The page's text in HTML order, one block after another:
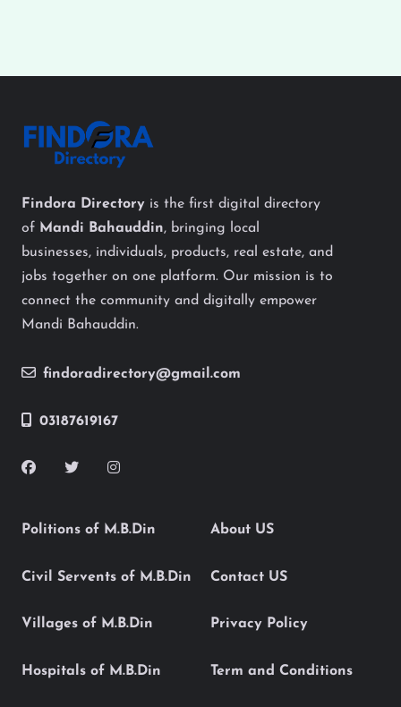
Findora Directory is the first digital directory
of Mandi Bahauddin, bringing local
businesses, individuals, products, real estate, and
jobs together on one platform. Our mission is to
connect the community and digitally empower
Mandi Bahauddin.
findoradirectory@gmail.com
03187619167
Politions of M.B.Din
Civil Servents of M.B.Din
Villages of M.B.Din
Hospitals of M.B.Din
About US
Contact US
Privacy Policy
Term and Conditions